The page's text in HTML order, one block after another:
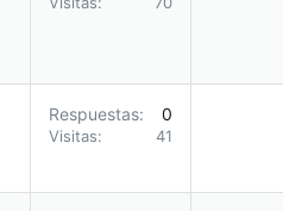
Respuestas 0
Visitas 41